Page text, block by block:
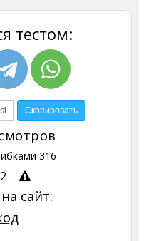
тестом:
316
2
сайт: